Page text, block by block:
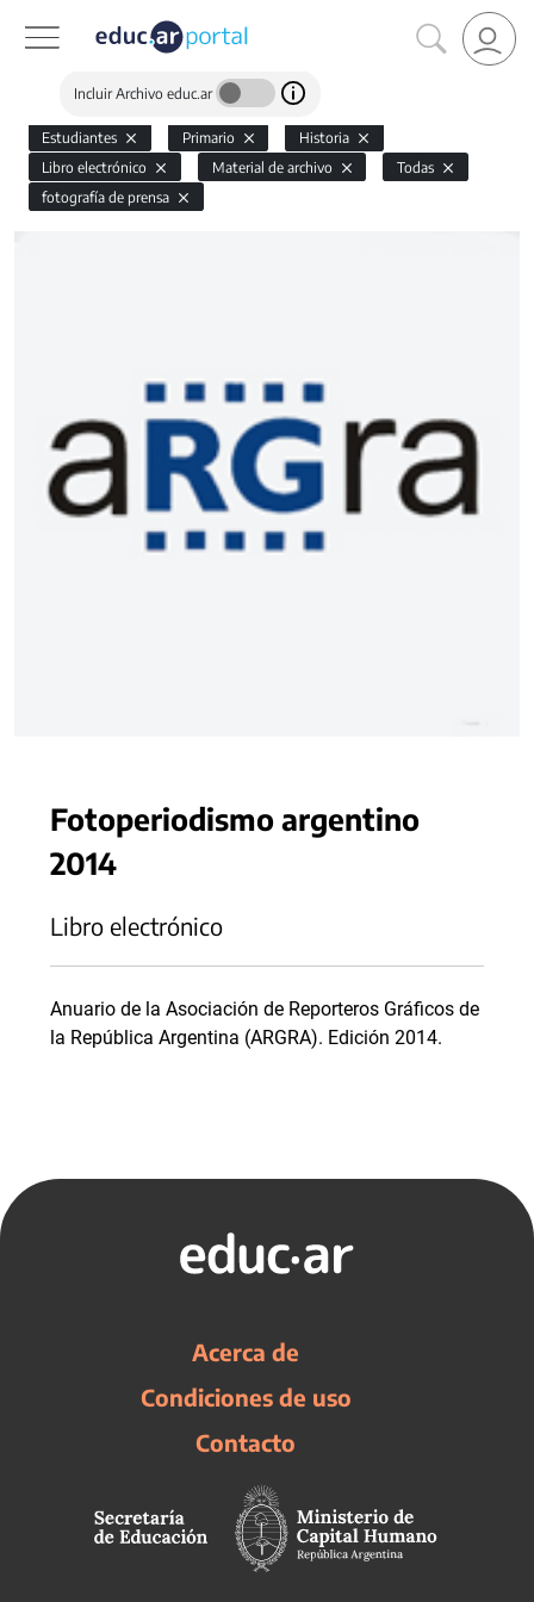
Incluir Archivo educ.ar
Estudiantes Primario
Historia
Libro electrónico
Material de archivo
Todas
fotografía de prensa
Fotoperiodismo argentino
2014
Libro electrónico
Anuario de la Asociación de Reporteros Gráficos de
la República Argentina (ARGRA). Edición 2014.
Acerca de
Condiciones de uso
Contacto